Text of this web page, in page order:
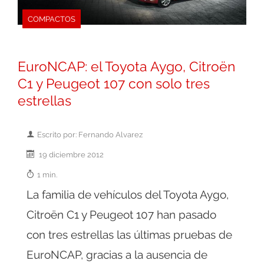
COMPACTOS
EuroNCAP: el Toyota Aygo, Citroën
C1 y Peugeot 107 con solo tres
estrellas
Escrito por: Fernando Alvarez
19 diciembre 2012
1 min.
La familia de vehículos del Toyota Aygo,
Citroën C1 y Peugeot 107 han pasado
con tres estrellas las últimas pruebas de
EuroNCAP, gracias a la ausencia de